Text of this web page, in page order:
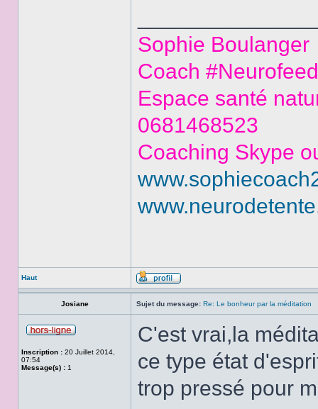
Sophie Boulanger
Coach
Espace santé
0681468523
Coaching Skype
Haut
Josiane Sujet du message: Re: Le bonheur par la méditation
Inscription : 20 Juillet 2014,
07:54
Message(s) : 1
C'est vrai,la
ce type état
trop pressé pour